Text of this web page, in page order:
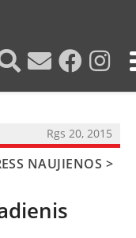
Rgs 20, 2015
NAUJIENOS >